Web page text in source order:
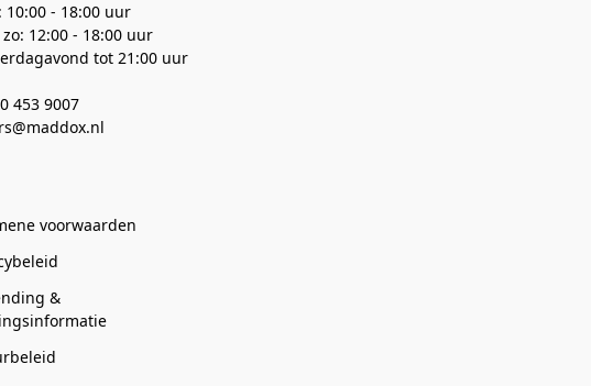
10:00 - 18:00 uur
12:00 - 18:00 uur
tot 21:00 uur
453 9007
voorwaarden
&